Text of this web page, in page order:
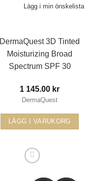
Lägg i min önskelista
DermaQuest 3D Tinted
Moisturizing Broad
Spectrum SPF 30
1 145.00 kr
DermaQuest
LÄGG I VARUKORG